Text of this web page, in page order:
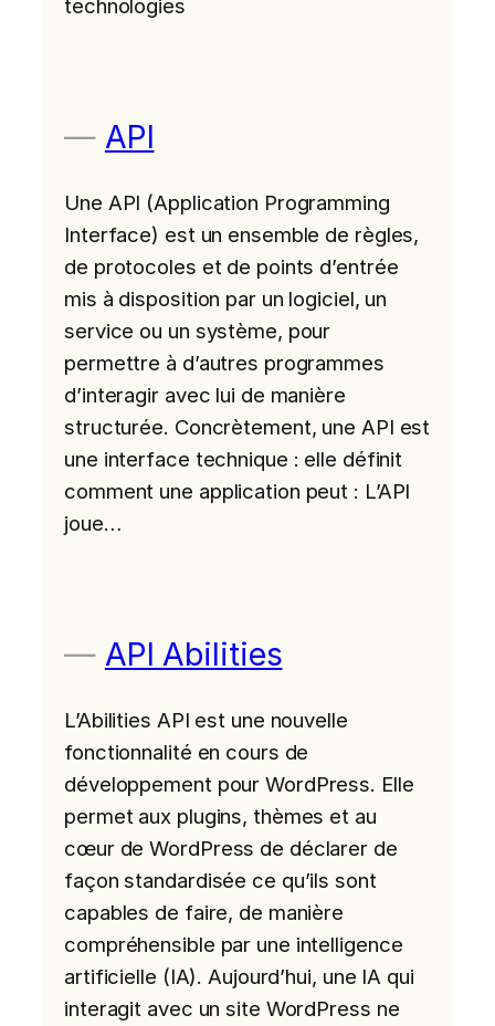
technologies
API
Une API (Application Programming
Interface) est un ensemble de règles,
de protocoles et de points d’entrée
mis à disposition par un logiciel, un
service ou un système, pour
permettre à d’autres programmes
d’interagir avec lui de manière
structurée. Concrètement, une API est
une interface technique : elle définit
comment une application peut : L’API
joue…
API Abilities
L’Abilities API est une nouvelle
fonctionnalité en cours de
développement pour WordPress. Elle
permet aux plugins, thèmes et au
cœur de WordPress de déclarer de
façon standardisée ce qu’ils sont
capables de faire, de manière
compréhensible par une intelligence
artificielle (IA). Aujourd’hui, une IA qui
interagit avec un site WordPress ne